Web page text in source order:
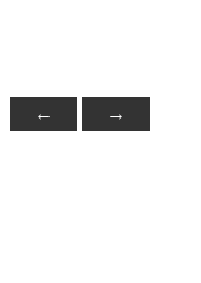
← →